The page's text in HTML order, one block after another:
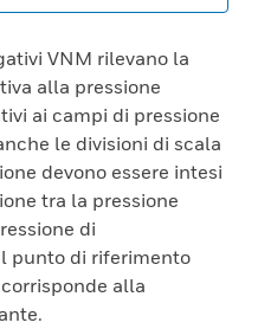
VNM rilevano la
alla pressione
ai campi di pressione
le divisioni di scala
devono essere intesi
tra la pressione
di
punto di riferimento
alla